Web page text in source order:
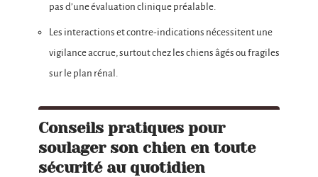
pas d’une évaluation clinique préalable.
Les interactions et contre-indications nécessitent une
vigilance accrue, surtout chez les chiens âgés ou fragiles
sur le plan rénal.
Conseils pratiques pour
soulager son chien en toute
sécurité au quotidien